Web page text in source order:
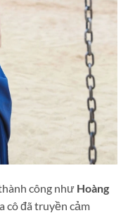
công như Hoàng
cô đã truyền cảm